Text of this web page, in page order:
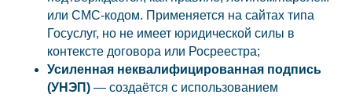
или СМС-кодом. Применяется на сайтах типа
Госуслуг, но не имеет юридической силы в
контексте договора или Росреестра;
Усиленная неквалифицированная подпись
(УНЭП) — создаётся с использованием